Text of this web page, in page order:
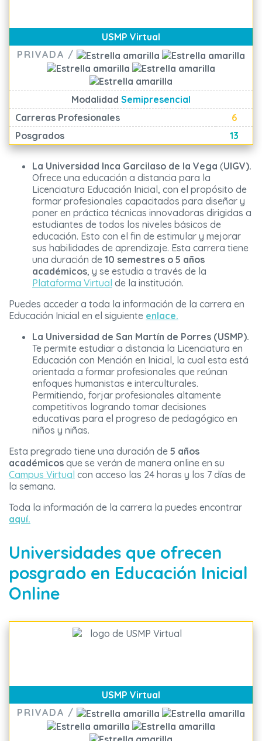
USMP Virtual
PRIVADA /
Modalidad Semipresencial
Carreras Profesionales
6
Posgrados
13
La Universidad Inca Garcilaso de la Vega (UIGV).
Ofrece una educación a distancia para la
Licenciatura Educación Inicial, con el propósito de
formar profesionales capacitados para diseñar y
poner en práctica técnicas innovadoras dirigidas a
estudiantes de todos los niveles básicos de
educación. Esto con el fin de estimular y mejorar
sus habilidades de aprendizaje. Esta carrera tiene
una duración de 10 semestres o 5 años
académicos, y se estudia a través de la
Plataforma Virtual de la institución.
Puedes acceder a toda la información de la carrera en
Educación Inicial en el siguiente enlace.
La Universidad de San Martín de Porres (USMP).
Te permite estudiar a distancia la Licenciatura en
Educación con Mención en Inicial, la cual esta está
orientada a formar profesionales que reúnan
enfoques humanistas e interculturales.
Permitiendo, forjar profesionales altamente
competitivos logrando tomar decisiones
educativas para el progreso de pedagógico en
niños y niñas.
Esta pregrado tiene una duración de 5 años
académicos que se verán de manera online en su
Campus Virtual con acceso las 24 horas y los 7 días de
la semana.
Toda la información de la carrera la puedes encontrar
aquí.
Universidades que ofrecen
posgrado en Educación Inicial
Online
USMP Virtual
PRIVADA /